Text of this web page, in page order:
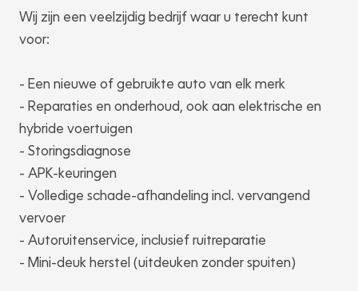
Wij zijn een veelzijdig bedrijf waar u terecht kunt
voor:
- Een nieuwe of gebruikte auto van elk merk
- Reparaties en onderhoud, ook aan elektrische en
hybride voertuigen
- Storingsdiagnose
- APK-keuringen
- Volledige schade-afhandeling incl. vervangend
vervoer
- Autoruitenservice, inclusief ruitreparatie
- Mini-deuk herstel (uitdeuken zonder spuiten)